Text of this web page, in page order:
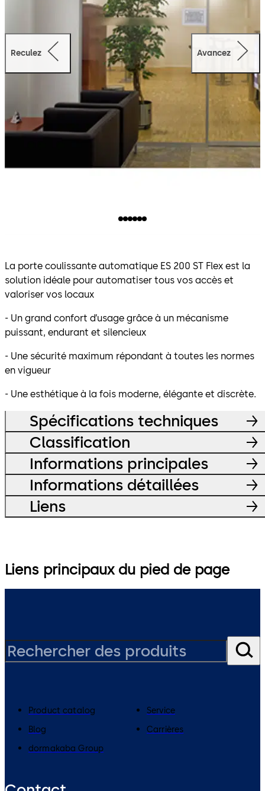
Reculez Avancez
La porte coulissante automatique ES 200 ST Flex est la
solution idéale pour automatiser tous vos accès et
valoriser vos locaux
- Un grand confort d’usage grâce à un mécanisme
puissant, endurant et silencieux
- Une sécurité maximum répondant à toutes les normes
en vigueur
- Une esthétique à la fois moderne, élégante et discrète.
Spécifications techniques
Classification
Informations principales
Informations détaillées
Liens
Liens principaux du pied de page
Product catalog
Service
Blog
Carrières
dormakaba Group